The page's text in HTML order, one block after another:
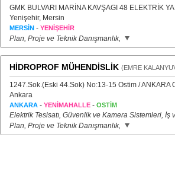
GMK BULVARI MARİNA KAVŞAGI 48 ELEKTRİK
Yenişehir, Mersin
MERSİN - YENİŞEHİR
Plan, Proje ve Teknik Danışmanlık,
HİDROPROF MÜHENDİSLİK (EMRE
1247.Sok.(Eski 44.Sok) No:13-15 Ostim / ANKARA
Ankara
ANKARA - YENİMAHALLE - OSTİM
Elektrik Tesisatı, Güvenlik ve Kamera Sistemleri, İş
Plan, Proje ve Teknik Danışmanlık,